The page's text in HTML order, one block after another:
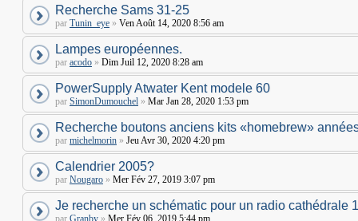
Recherche Sams 31-25
par Tunin_eye » Ven Août 14, 2020 8:56 am
Lampes européennes.
par acodo » Dim Juil 12, 2020 8:28 am
PowerSupply Atwater Kent modele 60
par SimonDumouchel » Mar Jan 28, 2020 1:53 pm
Recherche boutons anciens kits «homebrew»
par michelmorin » Jeu Avr 30, 2020 4:20 pm
Calendrier 2005?
par Nougaro » Mer Fév 27, 2019 3:07 pm
Je recherche un schématic pour un radio cathédrale
par Granby » Mer Fév 06, 2019 5:44 pm